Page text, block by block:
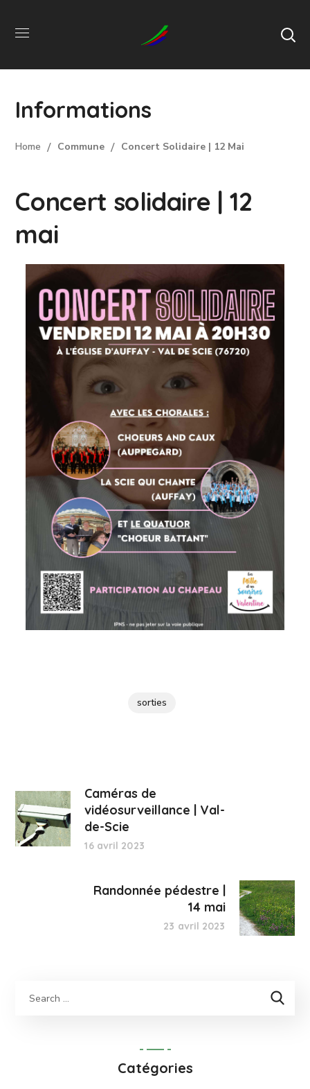
Informations
Home Commune Concert Solidaire | 12 Mai
Concert solidaire | 12
mai
sorties
Caméras de
vidéosurveillance | Val-
de-Scie
16 avril 2023
Randonnée pédestre |
14 mai
23 avril 2023
Catégories